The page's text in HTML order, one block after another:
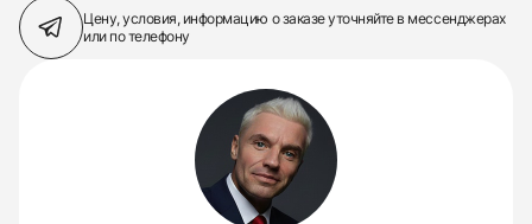
Цену, условия, информацию о заказеуточняйте в мессенджерах
или по телефону